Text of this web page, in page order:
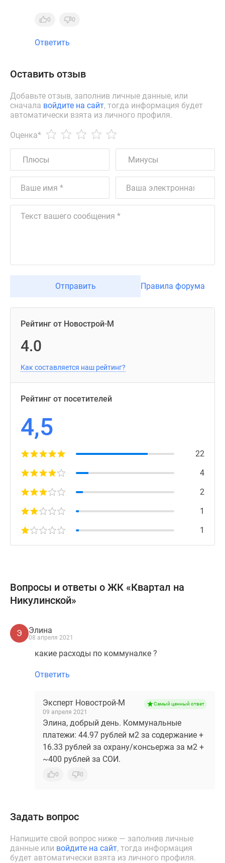
0 0
Ответить
Оставить отзыв
Добавьте отзыв, заполнив личные данные, или
сначала войдите на сайт, тогда информация будет
автоматически взята из личного профиля.
Оценка*
Отправить Правила форума
Рейтинг от Новострой-М
4.0
Как составляется наш рейтинг?
Рейтинг от посетителей
4,5
22
4
2
1
1
Вопросы и ответы о ЖК «Квартал на
Никулинской»
Э Элина
08 апреля 2021
какие расходы по коммуналке ?
Ответить
Эксперт Новострой-М
09 апреля 2021
Самый ценный ответ
Элина, добрый день. Коммунальные
платежи: 44.97 рублей м2 за содержание +
16.33 рублей за охрану/консьержа за м2 +
~400 рублей за СОИ.
0 0
Задать вопрос
Напишите свой вопрос ниже — заполнив личные
данные или войдите на сайт, тогда информация
будет автоматически взята из личного профиля.